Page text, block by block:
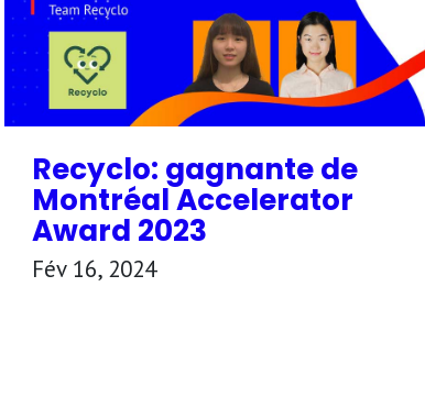
Recyclo: gagnante de
Montréal Accelerator
Award 2023
Fév 16, 2024